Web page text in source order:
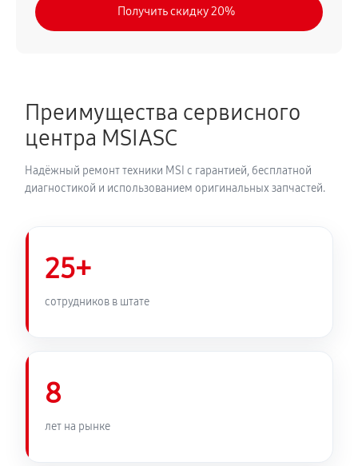
Получить скидку 20%
Преимущества сервисного
центра MSIASC
Надёжный ремонт техники MSI с гарантией, бесплатной
диагностикой и использованием оригинальных запчастей.
25+
сотрудников в штате
8
лет на рынке